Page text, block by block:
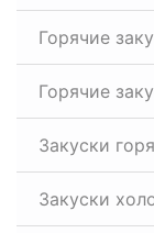
Горячие
Горячие
Закуски
Закуски